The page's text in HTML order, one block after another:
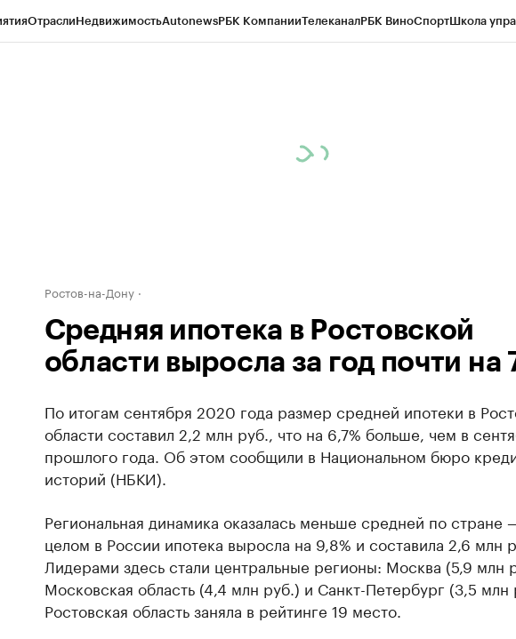
ОтраслиНедвижимостьAutonewsРБК КомпанииТелеканалРБК ВиноСпортШкола
Ростов-на-Дону
Средняя ипотека в Ростовской
области выросла за год почти на
По итогам сентября 2020 года размер средней ипотеки в
области составил 2,2 млн руб., что на 6,7% больше, чем в
прошлого года. Об этом сообщили в Национальном бюро
историй (НБКИ).
Региональная динамика оказалась меньше средней по стране
целом в России ипотека выросла на 9,8% и составила 2,6 млн
Лидерами здесь стали центральные регионы: Москва (5,9 млн
Московская область (4,4 млн руб.) и Санкт-Петербург (3,5 млн
Ростовская область заняла в рейтинге 19 место.